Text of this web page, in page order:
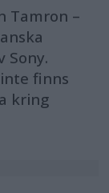
Tamron –
Sony.
finns
kring